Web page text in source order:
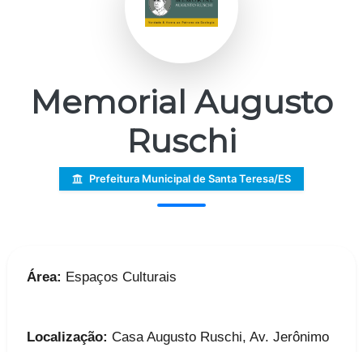
Memorial Augusto
Ruschi
Prefeitura Municipal de Santa Teresa/ES
Área: Espaços Culturais
Localização: Casa Augusto Ruschi, Av. Jerônimo